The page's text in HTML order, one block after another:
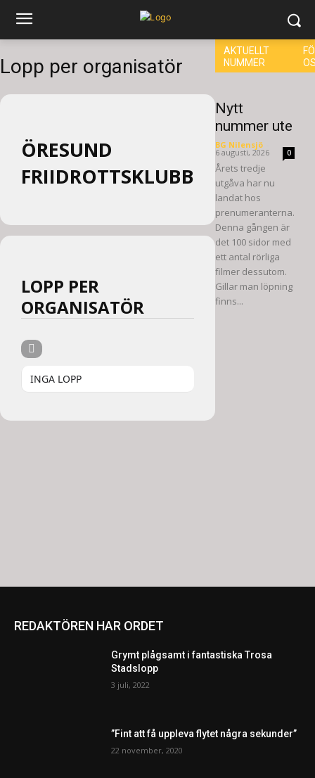
Lopp per organisatör
ÖRESUND
FRIIDROTTSKLUBB
LOPP PER
ORGANISATÖR
INGA LOPP
AKTUELLT
NUMMER
Nytt
nummer ute
BG Nilensjö
6 augusti, 2026 0
Årets tredje
utgåva har nu
landat hos
prenumeranterna.
Denna gången är
det 100 sidor med
ett antal rörliga
filmer dessutom.
Gillar man löpning
finns...
REDAKTÖREN HAR ORDET
Grymt plågsamt i fantastiska Trosa
Stadslopp
3 juli, 2022
”Fint att få uppleva flytet några sekunder”
22 november, 2020